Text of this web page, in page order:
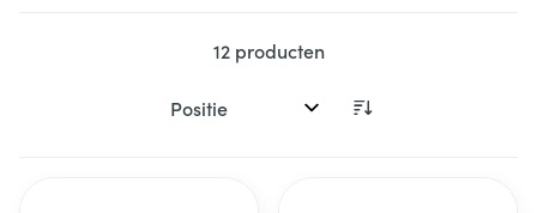
12producten
Sorteer op: